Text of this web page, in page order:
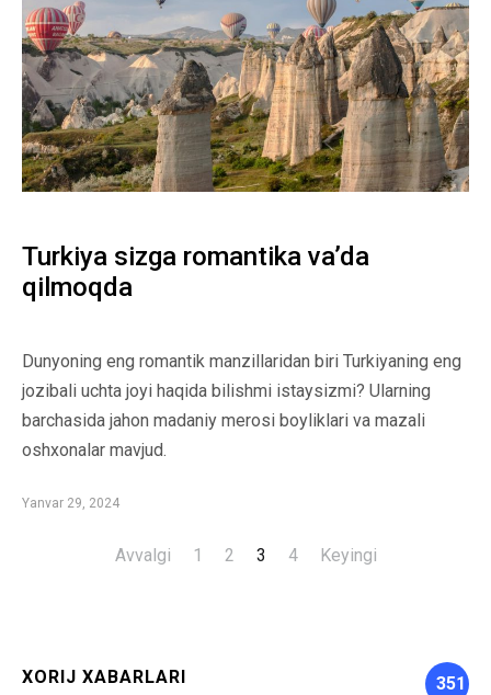
Turkiya sizga romantika va’da
qilmoqda
Dunyoning eng romantik manzillaridan biri Turkiyaning eng
jozibali uchta joyi haqida bilishmi istaysizmi? Ularning
barchasida jahon madaniy merosi boyliklari va mazali
oshxonalar mavjud.
Yanvar 29, 2024
harakatlanish
Avvalgi 1 2 3 4 Keyingi
XORIJ XABARLARI
351